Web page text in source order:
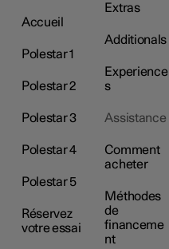
Accueil
Polestar 1
Polestar 2
Polestar 3
Polestar 4
Polestar 5
Réservez
votre essai
Extras
Additionals
Experience
s
Assistance
Comment
acheter
Méthodes
de
financeme
nt